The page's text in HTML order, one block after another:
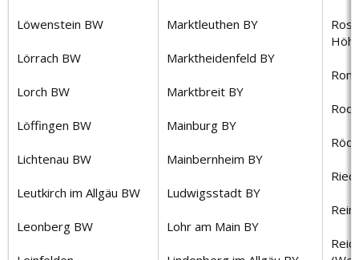
Löwenstein BW
Lörrach BW
Lorch BW
Löffingen BW
Lichtenau BW
Leutkirch im Allgäu BW
Leonberg BW
Marktleuthen BY
Marktheidenfeld BY
Marktbreit BY
Mainburg BY
Mainbernheim BY
Ludwigsstadt BY
Lohr am Main BY